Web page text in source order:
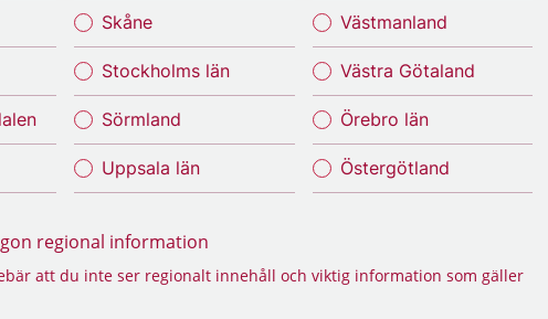
Skåne
Stockholms län
Sörmland
Uppsala län
Västmanland
Västra Götaland
Örebro län
Östergötland
regional information
att du inte ser regionalt innehåll och viktig information som gäller